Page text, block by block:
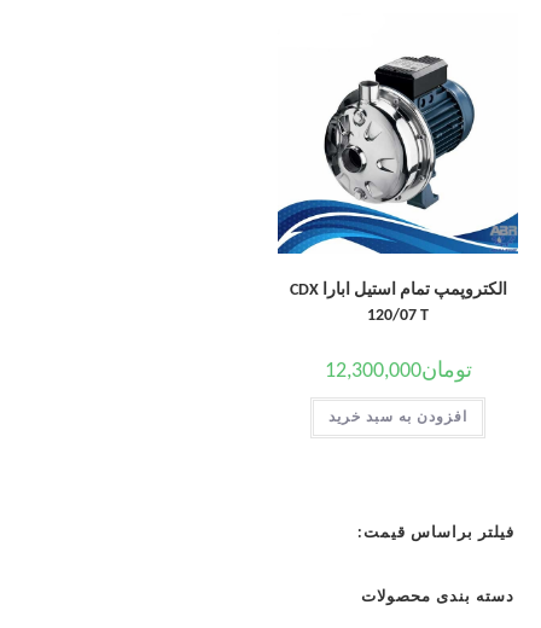
الکتروپمپ تمام استیل ابارا CDX
120/07 T
تومان12,300,000
افزودن به سبد خرید
فیلتر براساس قیمت:
دسته بندی محصولات